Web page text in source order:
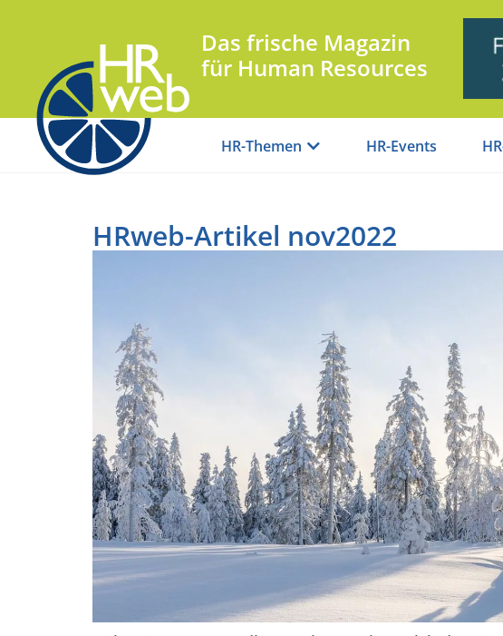
Das frische Magazin
für Human Resources
HR-Themen HR-Events
HRweb-Artikel nov2022